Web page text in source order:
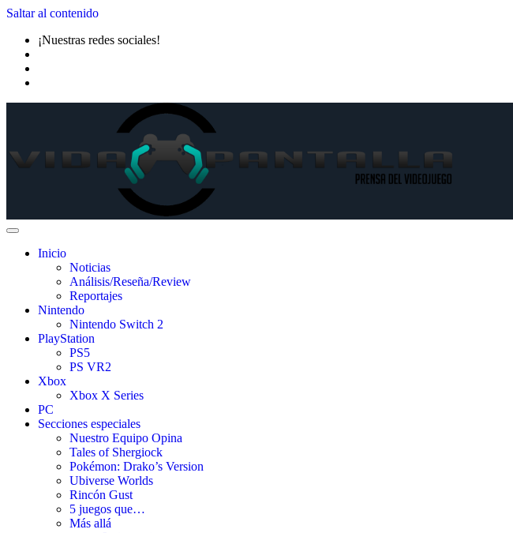
Saltar al contenido
¡Nuestras redes sociales!
Inicio
Noticias
Análisis/Reseña/Review
Reportajes
Nintendo
Nintendo Switch 2
PlayStation
PS5
PS VR2
Xbox
Xbox X Series
PC
Secciones especiales
Nuestro Equipo Opina
Tales of Shergiock
Pokémon: Drako’s Version
Ubiverse Worlds
Rincón Gust
5 juegos que…
Más allá